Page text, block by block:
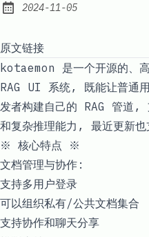
Published:
2024-11-05
原文链接
kotaemon 是一个开源的、
RAG UI 系统, 既能让普通
发者构建自己的 RAG 管道,
和复杂推理能力, 最近更新也
※ 核心特点 ※
文档管理与协作:
支持多用户登录
可以组织私有/公共文档集合
支持协作和聊天分享